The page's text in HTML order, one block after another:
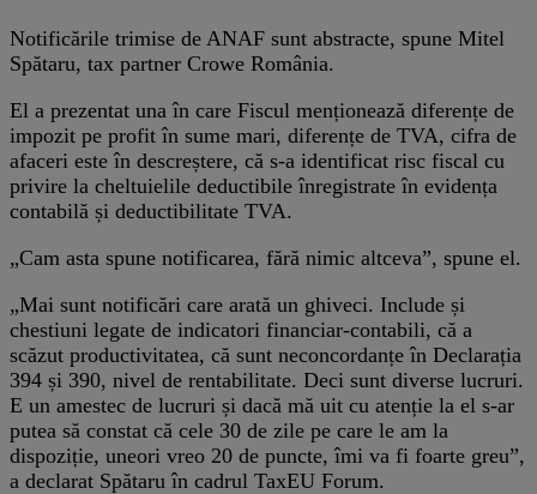
Notificările trimise de ANAF sunt abstracte, spune Mitel
Spătaru, tax partner Crowe România.
El a prezentat una în care Fiscul menționează diferențe de
impozit pe profit în sume mari, diferențe de TVA, cifra de
afaceri este în descreștere, că s-a identificat risc fiscal cu
privire la cheltuielile deductibile înregistrate în evidența
contabilă și deductibilitate TVA.
„Cam asta spune notificarea, fără nimic altceva”, spune el.
„Mai sunt notificări care arată un ghiveci. Include și
chestiuni legate de indicatori financiar-contabili, că a
scăzut productivitatea, că sunt neconcordanțe în Declarația
394 și 390, nivel de rentabilitate. Deci sunt diverse lucruri.
E un amestec de lucruri și dacă mă uit cu atenție la el s-ar
putea să constat că cele 30 de zile pe care le am la
dispoziție, uneori vreo 20 de puncte, îmi va fi foarte greu”,
a declarat Spătaru în cadrul TaxEU Forum.